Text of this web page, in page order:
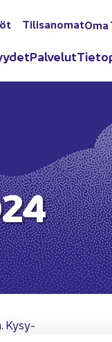
Ti­li­sa­no­matOma
Pal­ve­lut
Ky­sy­